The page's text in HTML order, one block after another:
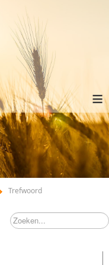
≡
Trefwoord